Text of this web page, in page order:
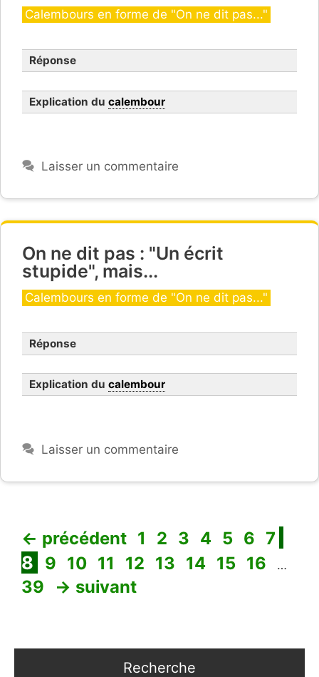
Catégories
Calembours en forme de "On ne dit pas..."
Réponse
Explication du calembour
Laisser un commentaire
On ne dit pas : "Un écrit
stupide", mais...
Catégories
Calembours en forme de "On ne dit pas..."
Réponse
Explication du calembour
Laisser un commentaire
← précédent Page
1 Page
2 Page
3 Page
4 Page
5 Page
6 Page
7
8
Page
9 Page
10 Page
11 Page
12 Page
13 Page
14 Page
15 Page
16 …
39
→ suivant
Recherche